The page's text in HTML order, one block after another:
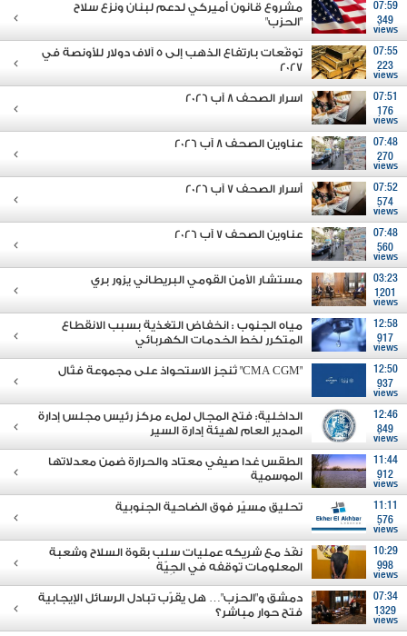
07:59
349
views
مشروع قانون أميركي لدعم لبنان ونزع سلاح
"الحزب"
07:55
223
views
توقّعات بارتفاع الذهب إلى 5 آلاف دولار للأونصة في
2027
07:51
176
views
اسرار الصحف 8 آب 2026
07:48
270
views
عناوين الصحف 8 آب 2026
07:52
574
views
أسرار الصحف 7 آب 2026
07:48
560
views
عناوين الصحف 7 آب 2026
03:23
1201
views
مستشار الأمن القومي البريطاني يزور بري
12:58
917
views
مياه الجنوب : انخفاض التغذية بسبب الانقطاع
المتكرر لخط الخدمات الكهربائي
12:50
937
views
"CMA CGM" تُنجز الاستحواذ على مجموعة فتّال
12:46
849
views
الداخلية: فتح المجال لملء مركز رئيس مجلس إدارة
المدير العام لهيئة إدارة السير
11:44
912
views
الطقس غدا صيفي معتاد والحرارة ضمن معدلاتها
الموسمية
11:11
576
views
تحليق مسيّر فوق الضاحية الجنوبية
10:29
998
views
نفّذ مع شريكه عمليات سلب بقوة السلاح وشعبة
المعلومات توقفه في الجِيّة
07:34
1329
views
دمشق و"الحزب"… هل يقرّب تبادل الرسائل الإيجابية
فتح حوار مباشر؟